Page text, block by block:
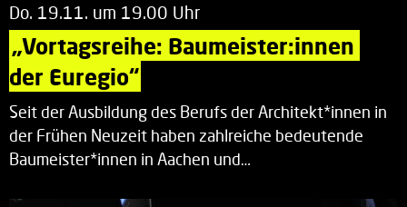
Do. 19.11. um 19.00 Uhr
„Vortagsreihe: Baumeister:innen
der Euregio“
Seit der Ausbildung des Berufs der Architekt*innen in
der Frühen Neuzeit haben zahlreiche bedeutende
Baumeister*innen in Aachen und…